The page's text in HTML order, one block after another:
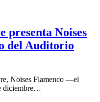
presenta Noises
del Auditorio
Noises Flamenco —el
diciembre…